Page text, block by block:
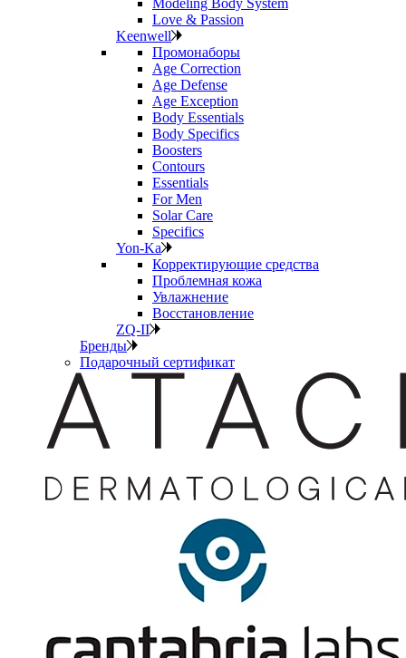
Love & Passion
Keenwell
Промонаборы
Age Correction
Age Defense
Age Exception
Body Essentials
Body Specifics
Boosters
Contours
Essentials
For Men
Solar Care
Specifics
Yon-Ka
Корректирующие средства
Проблемная кожа
Увлажнение
Восстановление
ZQ-II
Бренды
Подарочный сертификат